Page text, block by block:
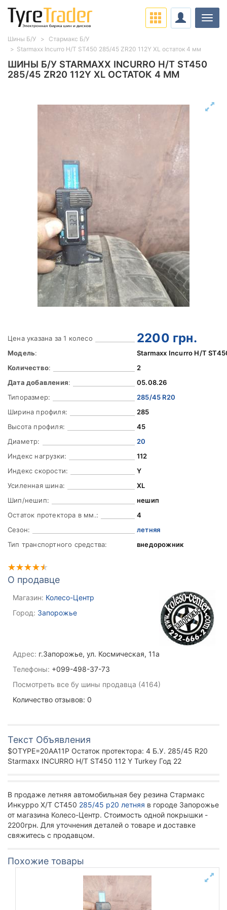
ШИНЫ Б/У STARMAXX INCURRO H/T ST450
285/45 ZR20 112Y XL ОСТАТОК 4 ММ
Цена указана за 1 колесо 2200 грн.
Модель:
Starmaxx Incurro H/T
Количество:
2
Дата добавления:
05.08.26
Типоразмер:
285/45 R20
Ширина профиля:
285
Высота профиля:
45
Диаметр:
20
Индекс нагрузки:
112
Индекс скорости:
Y
Усиленная шина:
XL
Шип/нешип:
нешип
Остаток протектора в мм.:
4
Сезон:
летняя
Тип транспортного средства:
внедорожник
О продавце
Магазин: Колесо-Центр
Город: Запорожье
Адрес: г.Запорожье, ул. Космическая, 11а
Телефоны: +099-498-37-73
Посмотреть все бу шины продавца (4164)
Количество отзывов: 0
Текст Объявления
$OTYPE=20AA11P Остаток протектора: 4 Б.У. 285/45 R20
Starmaxx INCURRO H/T ST450 112 Y Turkey Год 22
В продаже летняя автомобильная беу резина Стармакс
Инкурро Х/Т СТ450 285/45 р20 летняя в городе Запорожье
от магазина Колесо-Центр. Стоимость одной покрышки -
2200грн. Для уточнения деталей о товаре и доставке
свяжитесь с продавцом.
Похожие товары
Шины Б/У
Стармакс Б/У
Starmaxx Incurro H/T ST450 285/45 ZR20 112Y XL остаток 4 мм